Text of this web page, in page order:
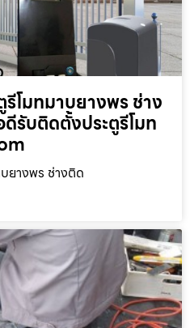
รีโมทมาบยางพร ช่าง
รับติดตั้งประตูรีโมท
ยางพร ช่างติด